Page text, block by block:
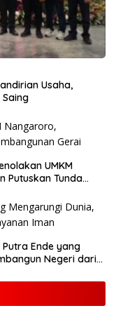
Usaha,
UMKM
Putuskan Tunda
Putra Ende yang
Negeri dari